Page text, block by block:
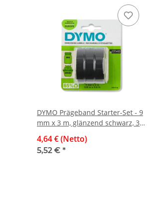
DYMO Prägeband Starter-Set - 9
mm x 3 m, glänzend schwarz, 3
4,64 € (Netto)
5,52 € *